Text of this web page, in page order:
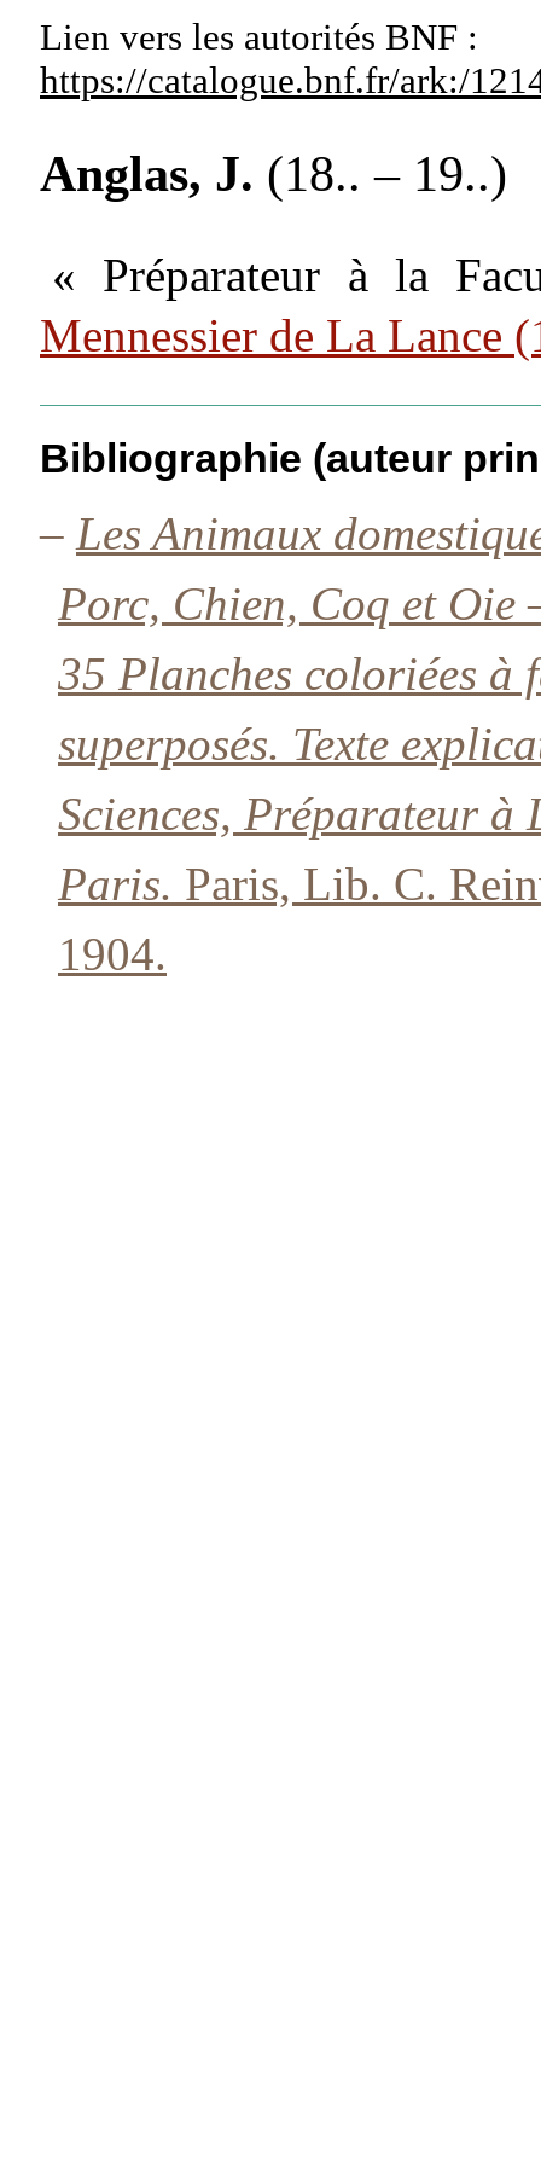
Lien vers les autorités BNF :
https://catalogue.bnf.fr/ark:/
Anglas, J. (18.. – 19..)
« Préparateur à la
Mennessier de La Lance
Bibliographie (auteur
– Les Animaux
Porc, Chien, Coq et
35 Planches coloriées à
superposés. Texte
Sciences, Préparateur à
Paris. Paris, Lib. C.
1904.